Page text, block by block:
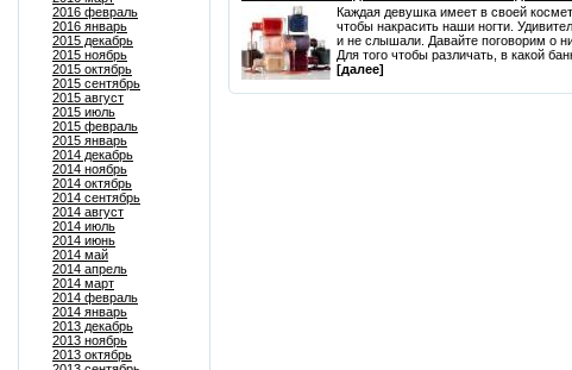
2016 февраль
2016 январь
2015 декабрь
2015 ноябрь
2015 октябрь
2015 сентябрь
2015 август
2015 июль
2015 февраль
2015 январь
2014 декабрь
2014 ноябрь
2014 октябрь
2014 сентябрь
2014 август
2014 июль
2014 июнь
2014 май
2014 апрель
2014 март
2014 февраль
2014 январь
2013 декабрь
2013 ноябрь
2013 октябрь
Каждая девушка имеет в своей
чтобы накрасить наши ногти.
и не слышали. Давайте поговорим о
Для того чтобы различать, в какой
[далее]